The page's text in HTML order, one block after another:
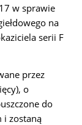
w sprawie
na
serii F
przez
o
do
i zostaną